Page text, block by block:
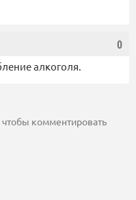
0
алкоголя.
чтобы комментировать